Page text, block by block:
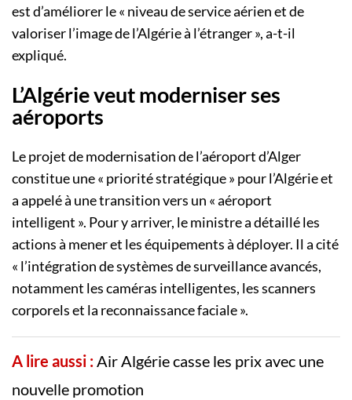
est d’améliorer le « niveau de service aérien et de
valoriser l’image de l’Algérie à l’étranger », a-t-il
expliqué.
L’Algérie veut moderniser ses
aéroports
Le projet de modernisation de l’aéroport d’Alger
constitue une « priorité stratégique » pour l’Algérie et
a appelé à une transition vers un « aéroport
intelligent ». Pour y arriver, le ministre a détaillé les
actions à mener et les équipements à déployer. Il a cité
« l’intégration de systèmes de surveillance avancés,
notamment les caméras intelligentes, les scanners
corporels et la reconnaissance faciale ».
A lire aussi :Air Algérie casse les prix avec une
nouvelle promotion